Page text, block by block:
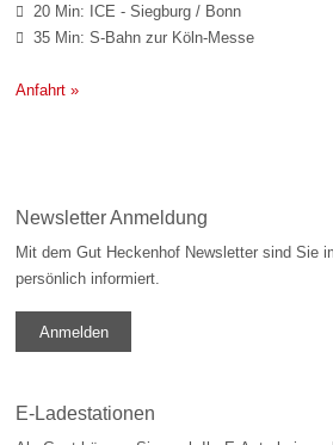
 20 Min: ICE - Siegburg / Bonn
 35 Min: S-Bahn zur Köln-Messe
Anfahrt »
Newsletter Anmeldung
Mit dem Gut Heckenhof Newsletter sind Sie
persönlich informiert.
Anmelden
E-Ladestationen